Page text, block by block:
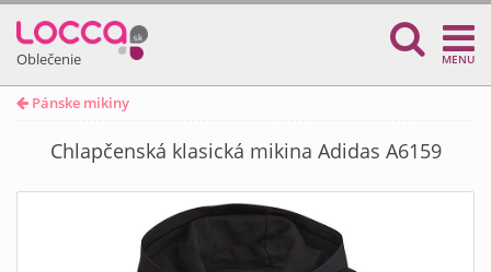
Oblečenie MENU
Pánske mikiny
Chlapčenská klasická mikina Adidas A6159